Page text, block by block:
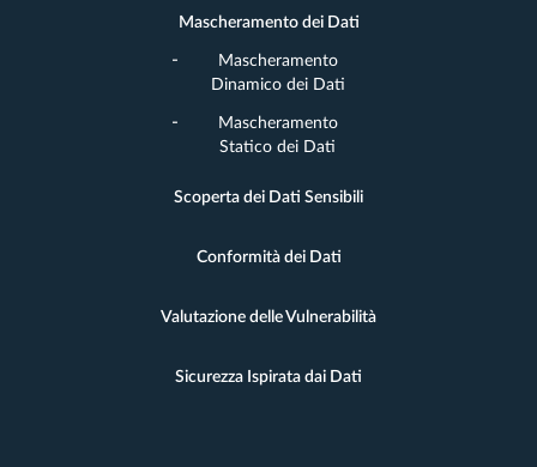
Mascheramento dei Dati
Mascheramento
Dinamico dei Dati
Mascheramento
Statico dei Dati
Scoperta dei Dati Sensibili
Conformità dei Dati
Valutazione delle Vulnerabilità
Sicurezza Ispirata dai Dati